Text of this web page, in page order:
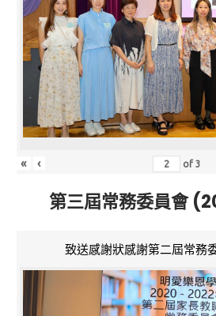
« ‹ of3
第三屆常務委員會
致送感謝狀感謝第二屆常務